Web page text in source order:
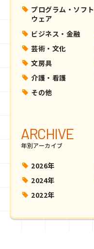
プログラム・ソフト
ウェア
ビジネス・金融
芸術・文化
文房具
介護・看護
その他
ARCHIVE
年別アーカイブ
2026年
2024年
2022年